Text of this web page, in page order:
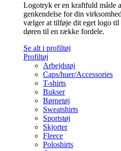
Logotryk er en kraftfuld måde
genkendelse for din
vælger at tilføje dit eget logo til
døren til en række fordele.
Se alt i profiltøj
Profiltøj
Arbejdstøj
Caps/huer/Accessories
T-shirts
Bukser
Børnetøj
Sweatshirts
Sportstøj
Skjorter
Fleece
Poloshirts